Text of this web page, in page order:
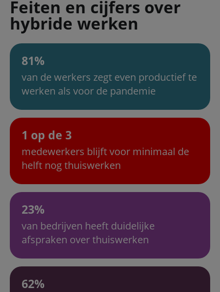
Feiten en cijfers over
hybride werken
81%
van de werkers zegt even productief te
werken als voor de pandemie
1 op de 3
medewerkers blijft voor minimaal de
helft nog thuiswerken
23%
van bedrijven heeft duidelijke
afspraken over thuiswerken
62%